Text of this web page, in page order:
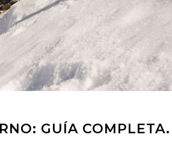
GUÍA COMPLETA.